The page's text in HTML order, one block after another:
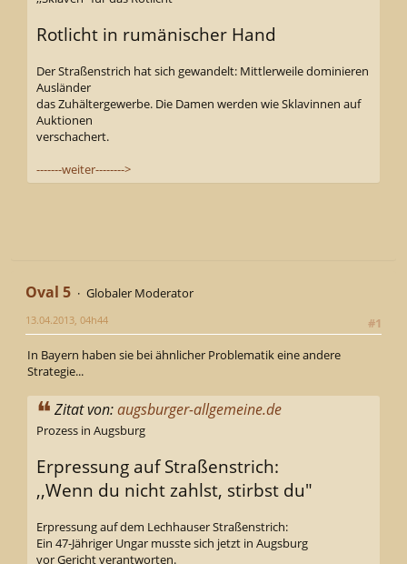
Rotlicht in rumänischer Hand
Der Straßenstrich hat sich gewandelt: Mittlerweile dominieren
Ausländer
das Zuhältergewerbe. Die Damen werden wie Sklavinnen auf
Auktionen
verschachert.
-------weiter-------->
Oval 5
Globaler Moderator
#1
13.04.2013, 04h44
In Bayern haben sie bei ähnlicher Problematik eine andere
Strategie...
Zitat von:augsburger-allgemeine.de
Prozess in Augsburg
Erpressung auf Straßenstrich:
,,Wenn du nicht zahlst, stirbst du"
Erpressung auf dem Lechhauser Straßenstrich:
Ein 47-Jähriger Ungar musste sich jetzt in Augsburg
vor Gericht verantworten.